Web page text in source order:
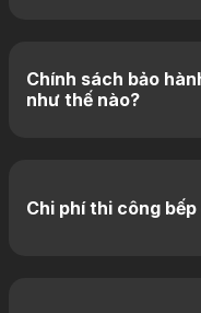
Chính sách bảo
như thế nào?
Chi phí thi công